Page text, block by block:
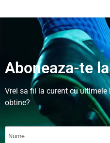
Aboneaza-te
Vrei sa fii la curent cu ultimele
obtine?